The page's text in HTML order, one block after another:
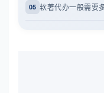
05 软著代办一般需要